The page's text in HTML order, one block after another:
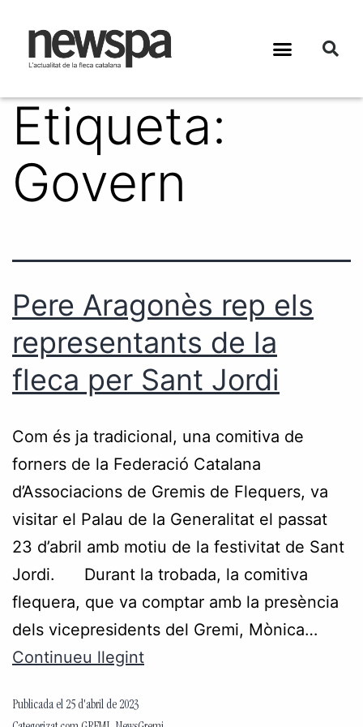
Etiqueta:
Govern
Pere Aragonès rep els
representants de la
fleca per Sant Jordi
Com és ja tradicional, una comitiva de
forners de la Federació Catalana
d’Associacions de Gremis de Flequers, va
visitar el Palau de la Generalitat el passat
23 d’abril amb motiu de la festivitat de Sant
Jordi. Durant la trobada, la comitiva
flequera, que va comptar amb la presència
dels vicepresidents del Gremi, Mònica…
Continueu llegint
Publicada el 25 d'abril de 2023